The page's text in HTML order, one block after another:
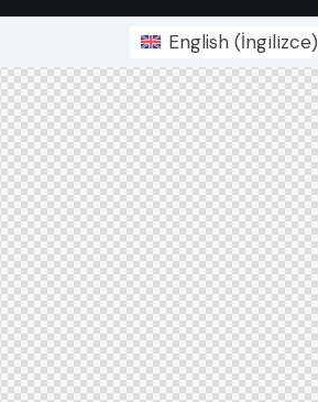
English(İngilizce)